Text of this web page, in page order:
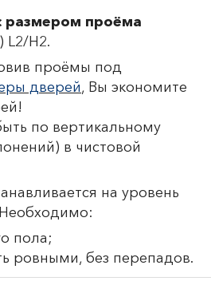
размером проёма
L2/H2.
проёмы под
дверей, Вы экономите
по вертикальному
в чистовой
на уровень
пола;
ровными, без перепадов.